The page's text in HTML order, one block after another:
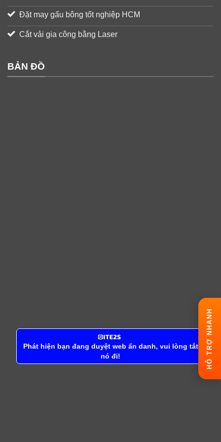
HỖ TRỢ NHANH
Đặt may gấu bông tốt nghiệp HCM
Cắt vải gia công bằng Laser
BẢN ĐỒ